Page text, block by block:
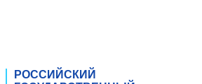
РОССИЙСКИЙ